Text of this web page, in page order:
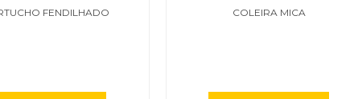
FENDILHADO COLEIRA MICA